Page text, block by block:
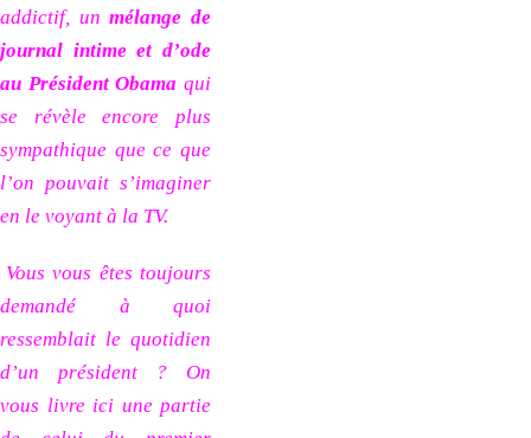
addictif, unmélange de
journal intime et d’ode
au Président Obama qui
se révèle encore plus
sympathique que ce que
l’on pouvait s’imaginer
en le voyant à la TV.
Vous vous êtes toujours
demandé à quoi
ressemblait le quotidien
d’un président ? On
vous livre ici une partie